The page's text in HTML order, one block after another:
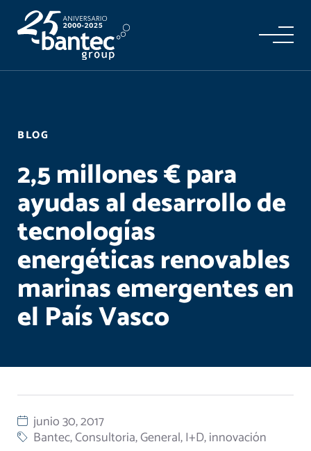
BLOG
2,5 millones € para
ayudas al desarrollo de
tecnologías
energéticas renovables
marinas emergentes en
el País Vasco
junio 30, 2017
Bantec,Consultoria,General,I+D,innovación